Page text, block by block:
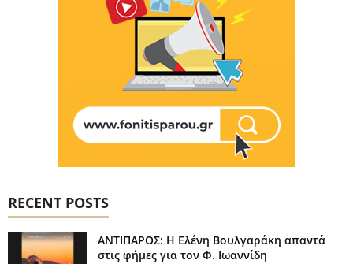
RECENT POSTS
ΑΝΤΙΠΑΡΟΣ: Η Ελένη Βουλγαράκη απαντά
στις φήμες για τον Φ. Ιωαννίδη